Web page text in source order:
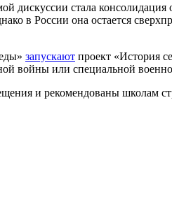
дискуссии стала консолидация
в России она остается
запускают проект «История
войны или специальной
и рекомендованы школам